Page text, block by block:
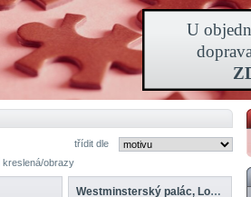
třídit dle
kreslená/obrazy
Westminsterský palác, Londýn, Anglie